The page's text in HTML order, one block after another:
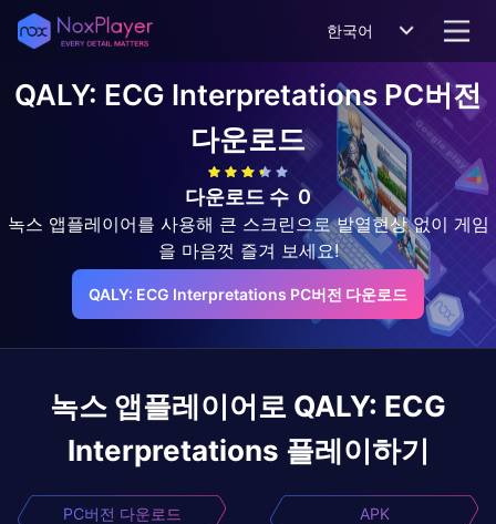
한국어
QALY: ECG Interpretations PC버전
다운로드
다운로드 수 0
녹스 앱플레이어를 사용해 큰 스크린으로 발열현상 없이 게임
을 마음껏 즐겨 보세요!
QALY: ECG Interpretations PC버전 다운로드
녹스 앱플레이어로 QALY: ECG
Interpretations 플레이하기
PC버전 다운로드 APK